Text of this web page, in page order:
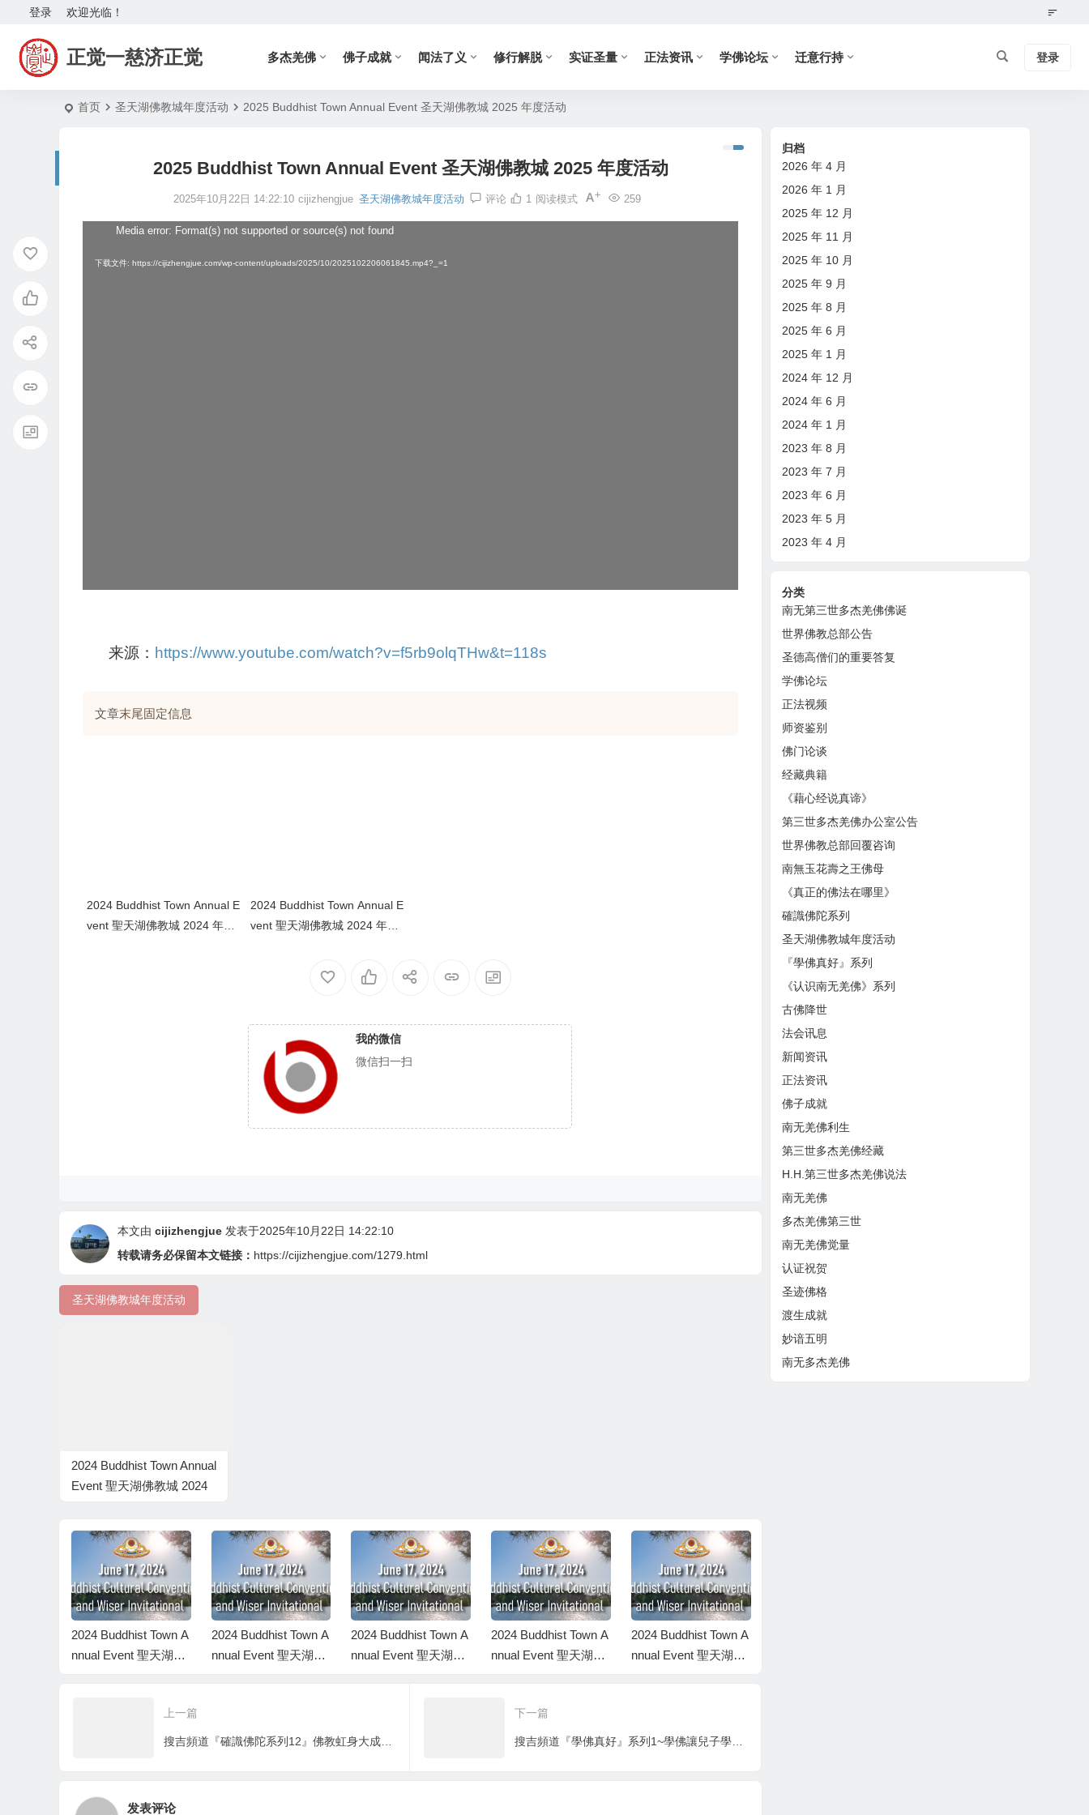
欢迎光临！
登录
正觉一慈济正觉 多杰羌佛 佛子成就 闻法了义 修行解脱 实证圣量 正法资讯 学佛论坛 迁意行持 登录
首页 圣天湖佛教城年度活动 2025 Buddhist Town Annual Event 圣天湖佛教城 2025 年度活动
2025 Buddhist Town Annual Event 圣天湖佛教城 2025 年度活动
2025年10月22日 14:22:10 cijizhengjue 圣天湖佛教城年度活动 评论 259
1 阅读模式
Media error: Format(s) not supported or source(s) not found
下载文件: https://cijizhengjue.com/wp-content/uploads/2025/10/2025102206061845.mp4?_=1
来源： https://www.youtube.com/watch?v=f5rb9olqTHw&t=118s
文章末尾固定信息
2024 Buddhist Town Annual E
vent 聖天湖佛教城 2024 年度
2024 Buddhist Town Annual E
vent 聖天湖佛教城 2024 年度
我的微信
微信扫一扫
本文由 cijizhengjue 发表于2025年10月22日 14:22:10
转载请务必保留本文链接： https://cijizhengjue.com/1279.html
圣天湖佛教城年度活动
2024 Buddhist Town Annual
Event 聖天湖佛教城 2024
2024 Buddhist Town A
nnual Event 聖天湖佛
2024 Buddhist Town A
nnual Event 聖天湖佛
2024 Buddhist Town A
nnual Event 聖天湖佛
2024 Buddhist Town A
nnual Event 聖天湖佛
2024 Buddhist Town A
nnual Event 聖天湖佛
上一篇 下一篇
发表评论
归档
2026 年 4 月
2026 年 1 月
2025 年 12 月
2025 年 11 月
2025 年 10 月
2025 年 9 月
2025 年 8 月
2025 年 6 月
2025 年 1 月
2024 年 12 月
2024 年 6 月
2024 年 1 月
2023 年 8 月
2023 年 7 月
2023 年 6 月
2023 年 5 月
2023 年 4 月
分类
南无第三世多杰羌佛佛诞
世界佛教总部公告
圣德高僧们的重要答复
学佛论坛
正法视频
师资鉴别
佛门论谈
经藏典籍
《藉心经说真谛》
第三世多杰羌佛办公室公告
世界佛教总部回覆咨询
南無玉花壽之王佛母
《真正的佛法在哪里》
確識佛陀系列
圣天湖佛教城年度活动
『學佛真好』系列
《认识南无羌佛》系列
古佛降世
法会讯息
新闻资讯
正法资讯
佛子成就
南无羌佛利生
第三世多杰羌佛经藏
H.H.第三世多杰羌佛说法
南无羌佛
多杰羌佛第三世
南无羌佛觉量
认证祝贺
圣迹佛格
渡生成就
妙谙五明
南无多杰羌佛